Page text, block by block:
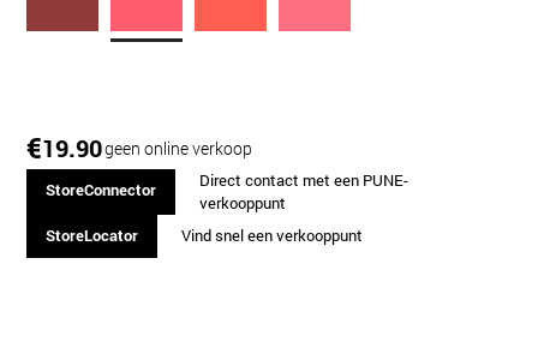
€19.90geen online verkoop
StoreConnector
Direct contact met een PUNE-
verkooppunt
StoreLocator
Vind snel een verkooppunt